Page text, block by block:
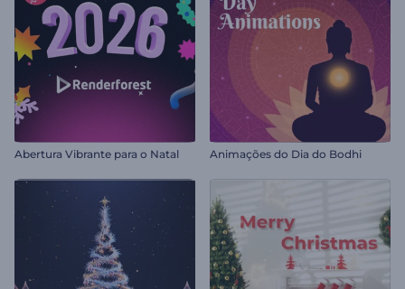
Abertura Vibrante para o Natal Animações do Dia do Bodhi